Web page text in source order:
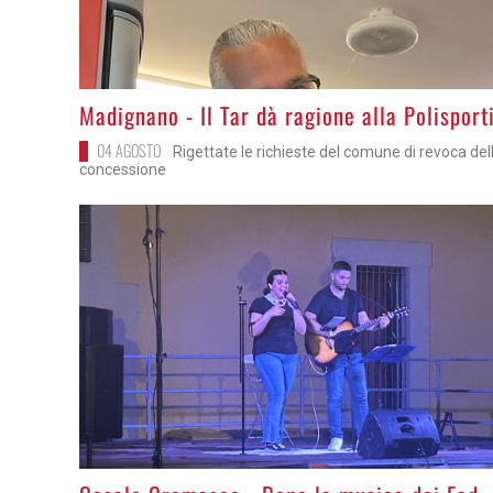
>Madignano - Il Tar dà ragione alla
04 AGOSTO
Rigettate le richieste del comune di revoca
concessione
>